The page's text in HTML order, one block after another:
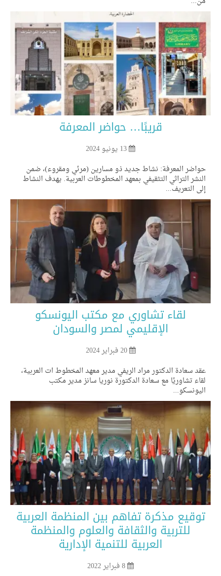
قريبًا… حواضر المعرفة
المعرفة: نشاط جديد ذو مسارين (مرئي ومقروء)، ضمن
التراثي التثقيفي بمعهد المخطوطات العربية. يهدف النشاط
التعريف...
لقاء تشاوري مع مكتب اليونسكو
الإقليمي لمصر والسودان
سعادة الدكتور مراد الريفي مدير معهد المخطوط ات العربية،
تشاوريًا مع سعادة الدكتورة نوريا سانز مدير مكتب
مذكرة تفاهم بين المنظمة العربية
للتربية والثقافة والعلوم والمنظمة
العربية للتنمية الإدارية